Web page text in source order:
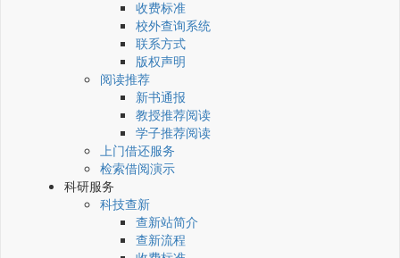
收费标准
校外查询系统
联系方式
版权声明
阅读推荐
新书通报
教授推荐阅读
学子推荐阅读
上门借还服务
检索借阅演示
科研服务
科技查新
查新站简介
查新流程